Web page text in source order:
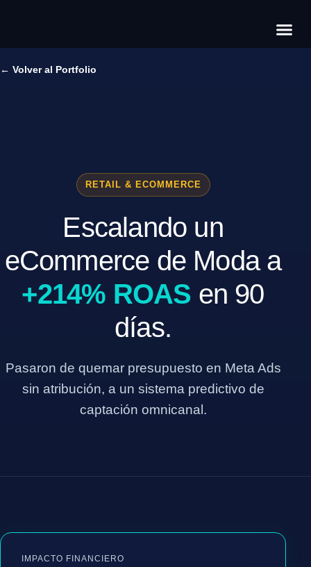
← Volver al Portfolio
RETAIL & ECOMMERCE
Escalando un
eCommerce de Moda a
+214% ROAS en 90
días.
Pasaron de quemar presupuesto en Meta Ads
sin atribución, a un sistema predictivo de
captación omnicanal.
IMPACTO FINANCIERO